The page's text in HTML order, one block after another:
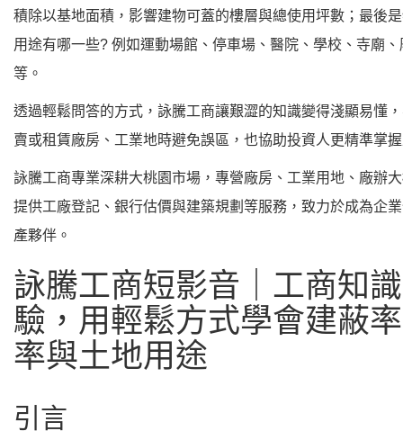
積除以基地面積，影響建物可蓋的樓層與總使用坪數；最後
用途有哪一些? 例如運動場館、停車場、醫院、學校、寺廟
等。
透過輕鬆問答的方式，詠騰工商讓艱澀的知識變得淺顯易懂
賣或租賃廠房、工業地時避免誤區，也協助投資人更精準掌
詠騰工商專業深耕大桃園市場，專營廠房、工業用地、廠辦
提供工廠登記、銀行估價與建築規劃等服務，致力於成為企
產夥伴。
詠騰工商短影音｜工商知
驗，用輕鬆方式學會建蔽
率與土地用途
引言